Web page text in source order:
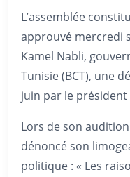
L’assemblée
approuvé mercredi
Kamel Nabli,
Tunisie (BCT), une
juin par le
Lors de son audition
dénoncé son
politique : « Les